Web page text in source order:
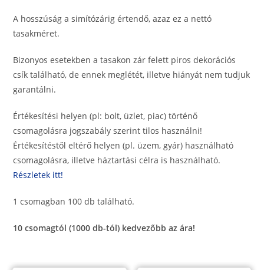
A hosszúság a simítózárig értendő, azaz ez a nettó
tasakméret.
Bizonyos esetekben a tasakon zár felett piros dekorációs
csík található, de ennek meglétét, illetve hiányát nem tudjuk
garantálni.
Értékesítési helyen (pl: bolt, üzlet, piac) történő
csomagolásra jogszabály szerint tilos használni!
Értékesítéstől eltérő helyen (pl. üzem, gyár) használható
csomagolásra, illetve háztartási célra is használható.
Részletek itt!
1 csomagban 100 db található.
10 csomagtól (1000 db-tól) kedvezőbb az ára!